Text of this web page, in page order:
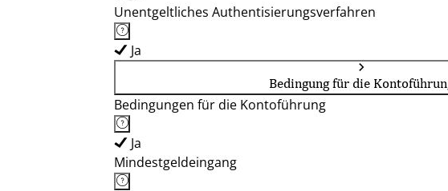
Unentgeltliches Authentisierungsverfahren
Ja
Bedingung für die
Bedingungen für die Kontoführung
Ja
Mindestgeldeingang